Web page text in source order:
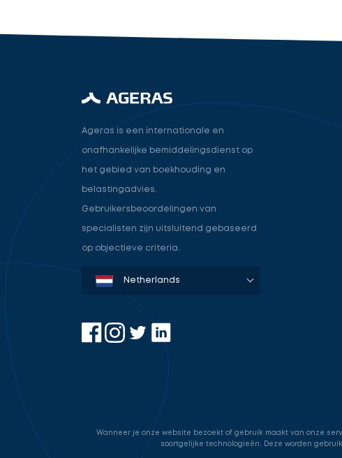
Ageras is een internationale en
onafhankelijke bemiddelingsdienst op
het gebied van boekhouding en
belastingadvies.
Gebruikersbeoordelingen van
specialisten zijn uitsluitend gebaseerd
op objectieve criteria.
Denmark
Sweden
Norway
Netherlands
Germany
USA
Wanneer je onze website bezoekt of gebruik maakt van onze
soortgelijke technologieën. Deze worden